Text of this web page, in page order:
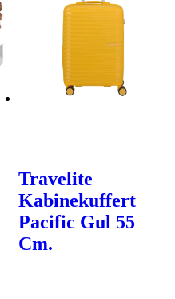
Travelite
Kabinekuffert
Pacific Gul 55
Cm.